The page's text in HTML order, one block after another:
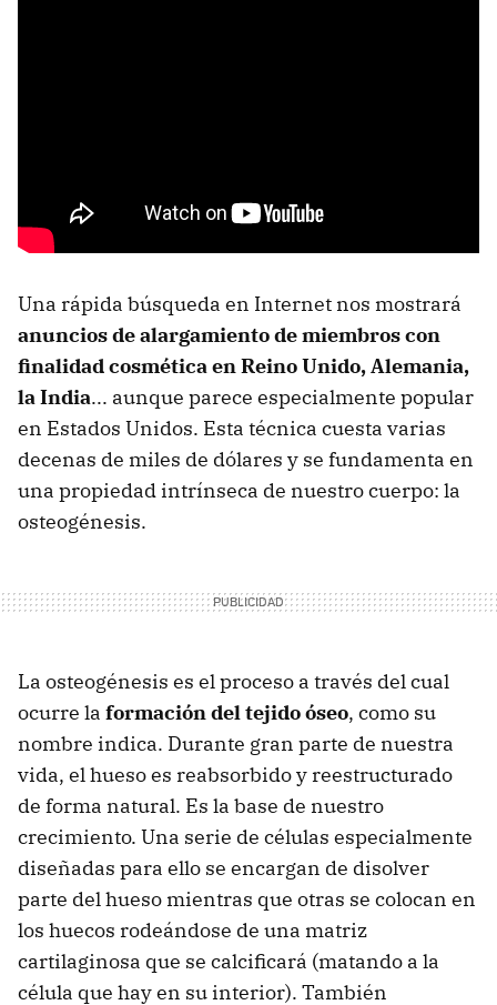
Una rápida búsqueda en Internet nos mostrará
anuncios de alargamiento de miembros con
finalidad cosmética en Reino Unido, Alemania,
la India... aunque parece especialmente popular
en Estados Unidos. Esta técnica cuesta varias
decenas de miles de dólares y se fundamenta en
una propiedad intrínseca de nuestro cuerpo: la
osteogénesis.
La osteogénesis es el proceso a través del cual
ocurre la formación del tejido óseo, como su
nombre indica. Durante gran parte de nuestra
vida, el hueso es reabsorbido y reestructurado
de forma natural. Es la base de nuestro
crecimiento. Una serie de células especialmente
diseñadas para ello se encargan de disolver
parte del hueso mientras que otras se colocan en
los huecos rodeándose de una matriz
cartilaginosa que se calcificará (matando a la
célula que hay en su interior). También